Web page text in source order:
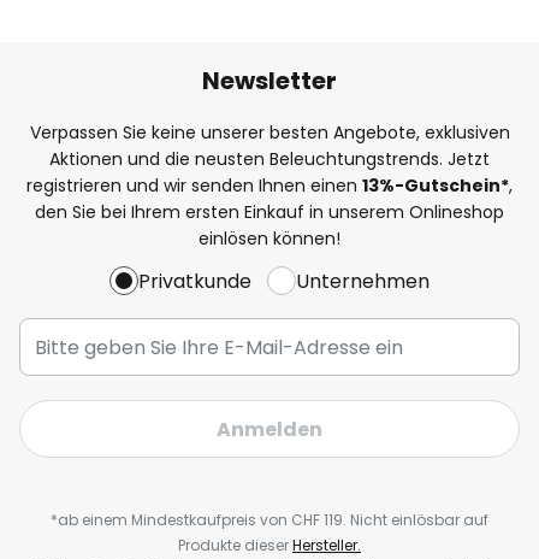
Newsletter
Verpassen Sie keine unserer besten Angebote, exklusiven
Aktionen und die neusten Beleuchtungstrends. Jetzt
registrieren und wir senden Ihnen einen 13%-Gutschein*,
den Sie bei Ihrem ersten Einkauf in unserem Onlineshop
einlösen können!
Privatkunde Unternehmen
Anmelden
*ab einem Mindestkaufpreis von CHF 119. Nicht einlösbar auf
Produkte dieserHersteller.